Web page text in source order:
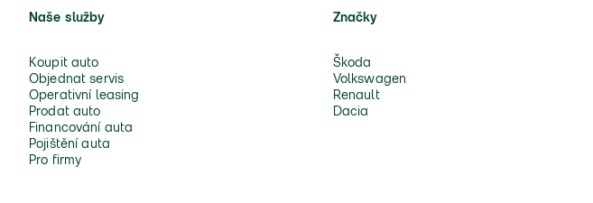
Naše služby
Koupit auto
Objednat servis
Operativní leasing
Prodat auto
Financování auta
Pojištění auta
Pro firmy
Značky
Škoda
Volkswagen
Renault
Dacia